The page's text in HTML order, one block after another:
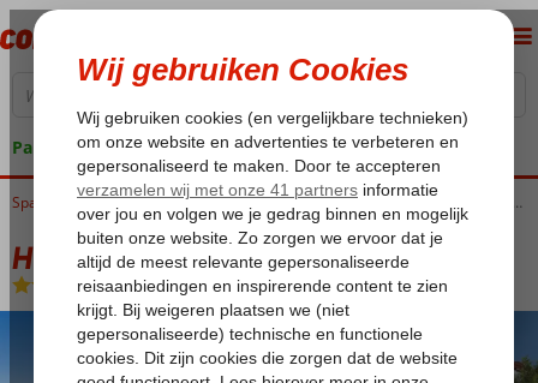
Pakketgarantie
Home Canarische Eilanden Tenerife Playa Paraiso H10 Atlantic Sunset Horizons Collection
H10 Atlantic Sunset Horizons Collection
Halfpension-Hotel